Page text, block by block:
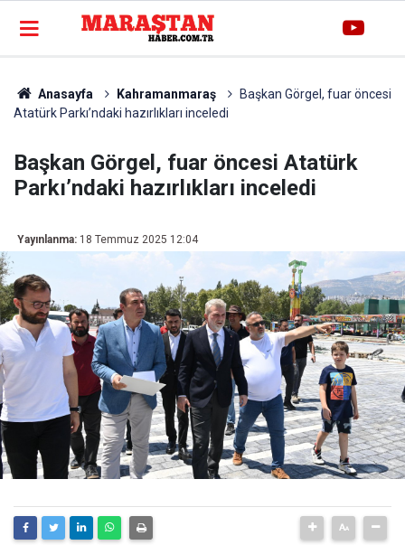
Anasayfa Kahramanmaraş
Başkan Görgel, fuar öncesi
Atatürk Parkı’ndaki hazırlıkları inceledi
Başkan Görgel, fuar öncesi Atatürk
Parkı’ndaki hazırlıkları inceledi
Yayınlanma: 18 Temmuz 2025 12:04